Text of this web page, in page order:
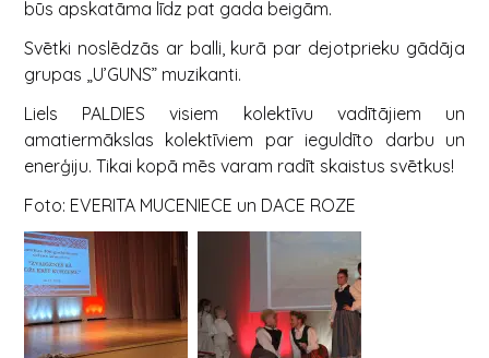
būs apskatāma līdz pat gada beigām.
Svētki noslēdzās ar balli, kurā par dejotprieku gādāja
grupas „U’GUNS” muzikanti.
Liels PALDIES visiem kolektīvu vadītājiem un
amatiermākslas kolektīviem par ieguldīto darbu un
enerģiju. Tikai kopā mēs varam radīt skaistus svētkus!
Foto: EVERITA MUCENIECE un DACE ROZE